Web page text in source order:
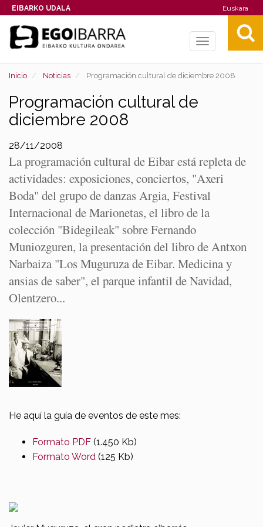
EIBARKO UDALA Euskara
Toggle
Inicio Noticias Programación cultural de diciembre 2008
Programación cultural de
diciembre 2008
28/11/2008
La programación cultural de Eibar está repleta de
actividades: exposiciones, conciertos, "Axeri
Boda" del grupo de danzas Argia, Festival
Internacional de Marionetas, el libro de la
colección "Bidegileak" sobre Fernando
Muniozguren, la presentación del libro de Antxon
Narbaiza "Los Muguruza de Eibar. Medicina y
ansias de saber", el parque infantil de Navidad,
Olentzero...
He aquí la guía de eventos de este mes:
Formato PDF (1.450 Kb)
Formato Word (125 Kb)